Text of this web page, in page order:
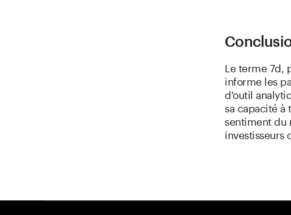
Le terme 7d,
informe les
d'outil
sa capacité
sentiment du
investisseurs